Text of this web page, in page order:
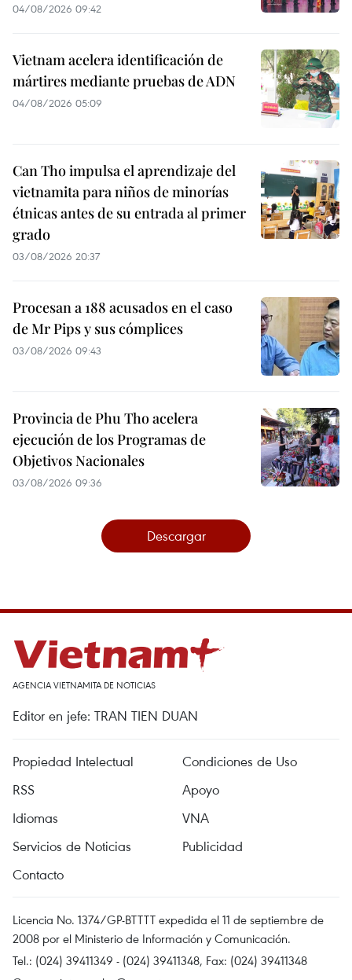
04/08/2026 09:42
Vietnam acelera identificación de
mártires mediante pruebas de ADN
04/08/2026 05:09
Can Tho impulsa el aprendizaje del
vietnamita para niños de minorías
étnicas antes de su entrada al primer
grado
03/08/2026 20:37
Procesan a 188 acusados en el caso
de Mr Pips y sus cómplices
03/08/2026 09:43
Provincia de Phu Tho acelera
ejecución de los Programas de
Objetivos Nacionales
03/08/2026 09:36
Descargar
AGENCIA VIETNAMITA DE NOTICIAS
Editor en jefe: TRAN TIEN DUAN
Propiedad Intelectual
Condiciones de Uso
RSS
Apoyo
Idiomas
VNA
Servicios de Noticias
Publicidad
Contacto
Licencia No. 1374/GP-BTTTT expedida el 11 de septiembre de
2008 por el Ministerio de Información y Comunicación.
Tel.: (024) 39411349 - (024) 39411348, Fax: (024) 39411348